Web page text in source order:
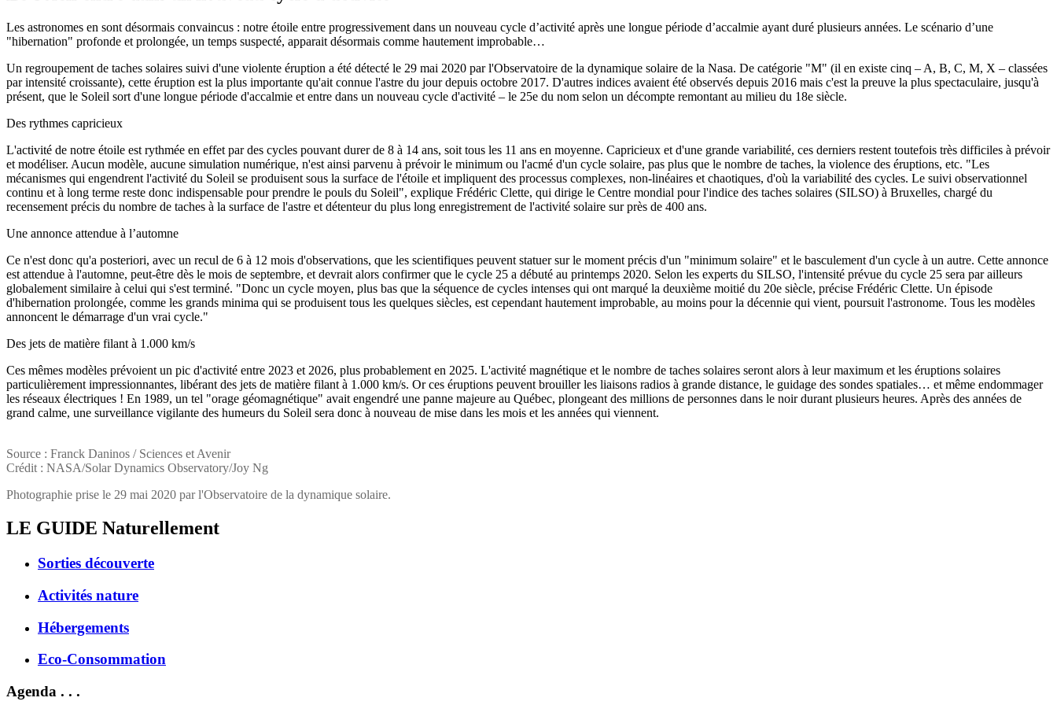
Les astronomes en sont désormais convaincus : notre étoile entre progressivement dans un nouveau cycle d’activité après une longue période d’accalmie ayant duré plusieurs années. Le scénario d’une
"hibernation" profonde et prolongée, un temps suspecté, apparait désormais comme hautement improbable…
Un regroupement de taches solaires suivi d'une violente éruption a été détecté le 29 mai 2020 par l'Observatoire de la dynamique solaire de la Nasa. De catégorie "M" (il en existe cinq – A, B, C, M, X – classées
par intensité croissante), cette éruption est la plus importante qu'ait connue l'astre du jour depuis octobre 2017. D'autres indices avaient été observés depuis 2016 mais c'est la preuve la plus spectaculaire, jusqu'à
présent, que le Soleil sort d'une longue période d'accalmie et entre dans un nouveau cycle d'activité – le 25e du nom selon un décompte remontant au milieu du 18e siècle.
Des rythmes capricieux
L'activité de notre étoile est rythmée en effet par des cycles pouvant durer de 8 à 14 ans, soit tous les 11 ans en moyenne. Capricieux et d'une grande variabilité, ces derniers restent toutefois très difficiles à prévoir
et modéliser. Aucun modèle, aucune simulation numérique, n'est ainsi parvenu à prévoir le minimum ou l'acmé d'un cycle solaire, pas plus que le nombre de taches, la violence des éruptions, etc. "Les
mécanismes qui engendrent l'activité du Soleil se produisent sous la surface de l'étoile et impliquent des processus complexes, non-linéaires et chaotiques, d'où la variabilité des cycles. Le suivi observationnel
continu et à long terme reste donc indispensable pour prendre le pouls du Soleil", explique Frédéric Clette, qui dirige le Centre mondial pour l'indice des taches solaires (SILSO) à Bruxelles, chargé du
recensement précis du nombre de taches à la surface de l'astre et détenteur du plus long enregistrement de l'activité solaire sur près de 400 ans.
Une annonce attendue à l’automne
Ce n'est donc qu'a posteriori, avec un recul de 6 à 12 mois d'observations, que les scientifiques peuvent statuer sur le moment précis d'un "minimum solaire" et le basculement d'un cycle à un autre. Cette annonce
est attendue à l'automne, peut-être dès le mois de septembre, et devrait alors confirmer que le cycle 25 a débuté au printemps 2020. Selon les experts du SILSO, l'intensité prévue du cycle 25 sera par ailleurs
globalement similaire à celui qui s'est terminé. "Donc un cycle moyen, plus bas que la séquence de cycles intenses qui ont marqué la deuxième moitié du 20e siècle, précise Frédéric Clette. Un épisode
d'hibernation prolongée, comme les grands minima qui se produisent tous les quelques siècles, est cependant hautement improbable, au moins pour la décennie qui vient, poursuit l'astronome. Tous les modèles
annoncent le démarrage d'un vrai cycle."
Des jets de matière filant à 1.000 km/s
Ces mêmes modèles prévoient un pic d'activité entre 2023 et 2026, plus probablement en 2025. L'activité magnétique et le nombre de taches solaires seront alors à leur maximum et les éruptions solaires
particulièrement impressionnantes, libérant des jets de matière filant à 1.000 km/s. Or ces éruptions peuvent brouiller les liaisons radios à grande distance, le guidage des sondes spatiales… et même endommager
les réseaux électriques ! En 1989, un tel "orage géomagnétique" avait engendré une panne majeure au Québec, plongeant des millions de personnes dans le noir durant plusieurs heures. Après des années de
grand calme, une surveillance vigilante des humeurs du Soleil sera donc à nouveau de mise dans les mois et les années qui viennent.
Source : Franck Daninos / Sciences et Avenir
Crédit : NASA/Solar Dynamics Observatory/Joy Ng
Photographie prise le 29 mai 2020 par l'Observatoire de la dynamique solaire.
LE GUIDE Naturellement
Sorties découverte
Activités nature
Hébergements
Eco-Consommation
Agenda . . .